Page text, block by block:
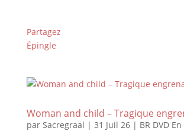
Partagez
Épingle
Woman and child – Tragique
par Sacregraal | 31 Juil 26| BR DVD